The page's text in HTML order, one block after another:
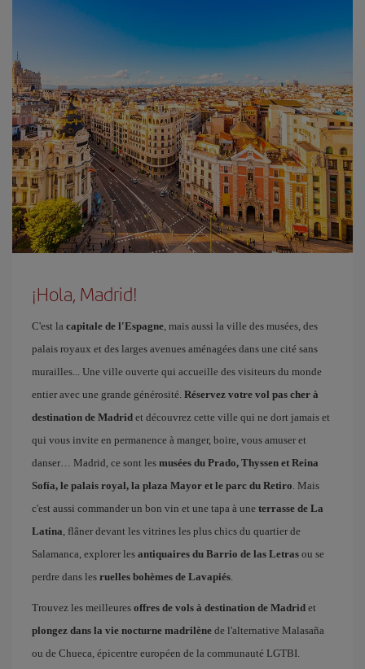
¡Hola, Madrid!
C'est la capitale de l'Espagne, mais aussi la ville des musées, des
palais royaux et des larges avenues aménagées dans une cité sans
murailles... Une ville ouverte qui accueille des visiteurs du monde
entier avec une grande générosité. Réservez votre vol pas cher à
destination de Madrid et découvrez cette ville qui ne dort jamais et
qui vous invite en permanence à manger, boire, vous amuser et
danser… Madrid, ce sont les musées du Prado, Thyssen et Reina
Sofía, le palais royal, la plaza Mayor et le parc du Retiro. Mais
c'est aussi commander un bon vin et une tapa à une terrasse de La
Latina, flâner devant les vitrines les plus chics du quartier de
Salamanca, explorer les antiquaires du Barrio de las Letras ou se
perdre dans les ruelles bohèmes de Lavapiés.
Trouvez les meilleures offres de vols à destination de Madrid et
plongez dans la vie nocturne madrilène de l'alternative Malasaña
ou de Chueca, épicentre européen de la communauté LGTBI.